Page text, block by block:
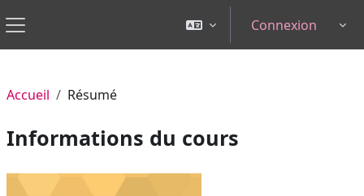
Panneau latéral
Connexion
Accueil Résumé
Informations du cours